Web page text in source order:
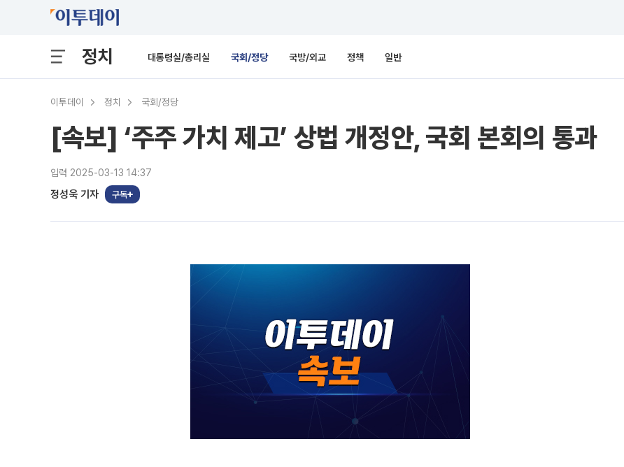
정치 대통령실/총리실 국회/정당 국방/외교 정책 일반
이투데이 정치 국회/정당
[속보] ‘주주 가치 제고’ 상법 개정안, 국회 본회의 통과
입력 2025-03-13 14:37
정성욱 기자 구독